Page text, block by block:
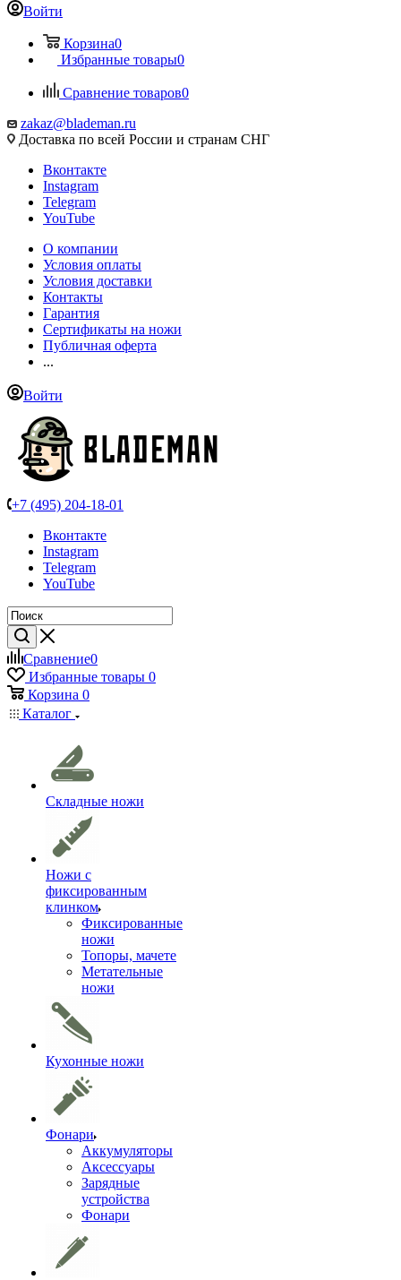
Войти
Корзина0
Избранные товары0
Сравнение товаров0
zakaz@blademan.ru
Доставка по всей России и странам СНГ
Вконтакте
Instagram
Telegram
YouTube
О компании
Условия оплаты
Условия доставки
Контакты
Гарантия
Сертификаты на ножи
Публичная оферта
...
Войти
+7 (495) 204-18-01
Вконтакте
Instagram
Telegram
YouTube
Сравнение0
Избранные товары 0
Корзина 0
Каталог
Складные ножи
Ножи с
фиксированным
клинком
Фиксированные
ножи
Топоры, мачете
Метательные
ножи
Кухонные ножи
Фонари
Аккумуляторы
Аксессуары
Зарядные
устройства
Фонари